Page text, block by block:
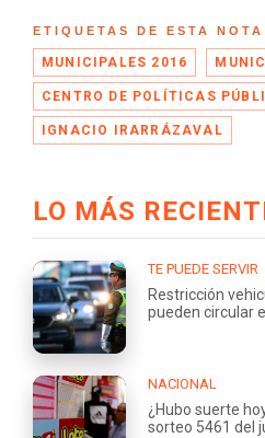
ETIQUETAS DE ESTA NOTA
MUNICIPALES 2016
CENTRO DE POLÍTICAS
IGNACIO IRARRÁZAVAL
LO MÁS
TE PUEDE SERVIR
Restricción
pueden circular
NACIONAL
¿Hubo suerte
sorteo 5461 del